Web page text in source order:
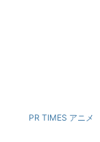
PR TIMES アニメ